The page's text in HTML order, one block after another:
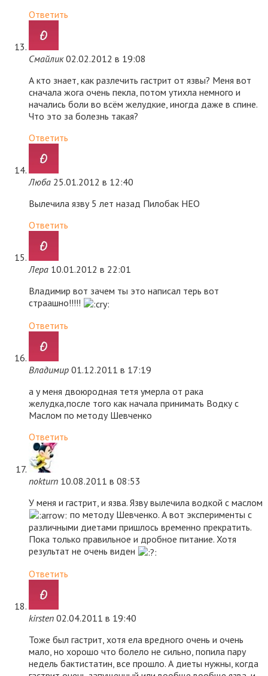
Ответить
Смайлик 02.02.2012 в 19:08
А кто знает, как разлечить гастрит от язвы? Меня вот
сначала жога очень пекла, потом утихла немного и
начались боли во всём желудкие, иногда даже в спине.
Что это за болезнь такая?
Ответить
Люба 25.01.2012 в 12:40
Вылечила язву 5 лет назад Пилобак НЕО
Ответить
Лера 10.01.2012 в 22:01
Владимир вот зачем ты это написал терь вот
страашно!!!!!
Ответить
Владимир 01.12.2011 в 17:19
а у меня двоюродная тетя умерла от рака
желудка,после того как начала принимать Водку с
Маслом по методу Шевченко
Ответить
nokturn 10.08.2011 в 08:53
У меня и гастрит, и язва. Язву вылечила водкой с маслом
по методу Шевченко. А вот эксперименты с
различными диетами пришлось временно прекратить.
Пока только правильное и дробное питание. Хотя
результат не очень виден
Ответить
kirsten 02.04.2011 в 19:40
Тоже был гастрит, хотя ела вредного очень и очень
мало, но хорошо что болело не сильно, попила пару
недель бактистатин, все прошло. А диеты нужны, когда